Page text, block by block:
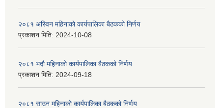
२०८१ अस्विन महिनाको कार्यपालिका बैठकको निर्णय
प्रकाशन मिति: 2024-10-08
२०८१ भदौ महिनाको कार्यपालिका बैठकको निर्णय
प्रकाशन मिति: 2024-09-18
२०८१ साउन महिनाको कार्यपालिका बैठकको निर्णय